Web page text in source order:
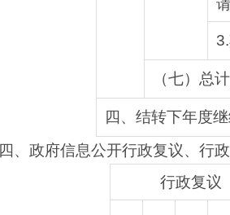
（七）总计
四、结转下年度
四、政府信息公开行政复议、行
行政复议